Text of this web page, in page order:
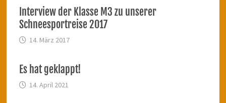
Interview der Klasse M3 zu unserer
Schneesportreise 2017
14. März 2017
Es hat geklappt!
14. April 2021